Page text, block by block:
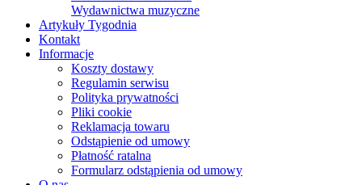
Wydawnictwa muzyczne
Artykuły Tygodnia
Kontakt
Informacje
Koszty dostawy
Regulamin serwisu
Polityka prywatności
Pliki cookie
Reklamacja towaru
Odstąpienie od umowy
Płatność ratalna
Formularz odstąpienia od umowy